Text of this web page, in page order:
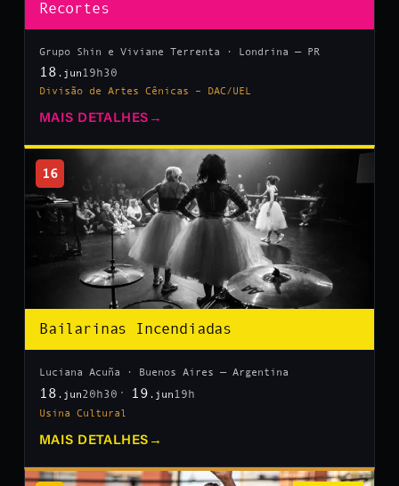
Recortes
Grupo Shin e Viviane Terrenta · Londrina — PR
18 .jun 19h30
Divisão de Artes Cênicas – DAC/UEL
MAIS DETALHES →
16
Bailarinas Incendiadas
Luciana Acuña · Buenos Aires — Argentina
18 .jun20h30 19 .jun 19h
Usina Cultural
MAIS DETALHES →